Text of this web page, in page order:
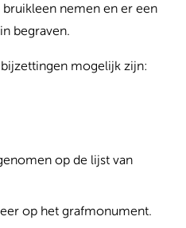
nemen en er een
begraven.
mogelijk zijn:
op de lijst van
op het grafmonument.